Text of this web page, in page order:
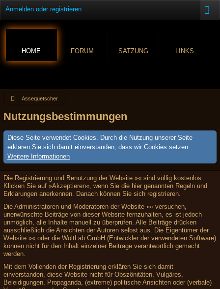
Anmelden oder registrieren
HOME FORUM SATZUNG LINKS
Assequetscher
Nutzungsbestimmungen
Diese Seite verwendet Cookies. Durch die Nutzung unserer Seite
erklären Sie sich damit einverstanden, dass wir Cookies setzen.
Weitere Informationen
Die Registrierung und Benutzung der Website »« sind völlig kostenlos.
Klicken Sie auf »Akzeptieren«, wenn Sie die hier genannten Regeln und
Erklärungen anerkennen. Danach können Sie sich registrieren.
Die Administratoren und Moderatoren der Website »« versuchen,
unerwünschte Beiträge von dieser Website fernzuhalten, es ist jedoch
unmöglich, alle Inhalte manuell zu überprüfen. Alle Beiträge drücken
ausschließlich die Ansichten der Autoren selbst aus. Die Eigentümer der
Website »« oder die WoltLab GmbH (Entwickler der verwendeten Software)
können nicht für den Inhalt einzelner Beiträge verantwortlich gemacht
werden.
Mit dem Vollenden der Registrierung erklären Sie sich damit
einverstanden, diese Website nicht für Obszönitäten, Vulgäres,
Beleidigungen, Propaganda, (extreme) politische Ansichten oder (verbale)